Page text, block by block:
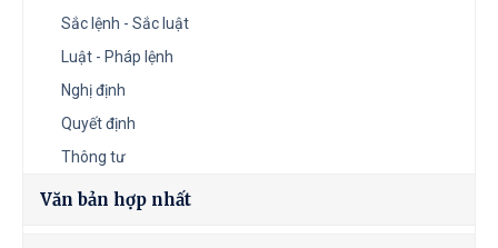
Sắc lệnh - Sắc luật
Luật - Pháp lệnh
Nghị định
Quyết định
Thông tư
Văn bản hợp nhất